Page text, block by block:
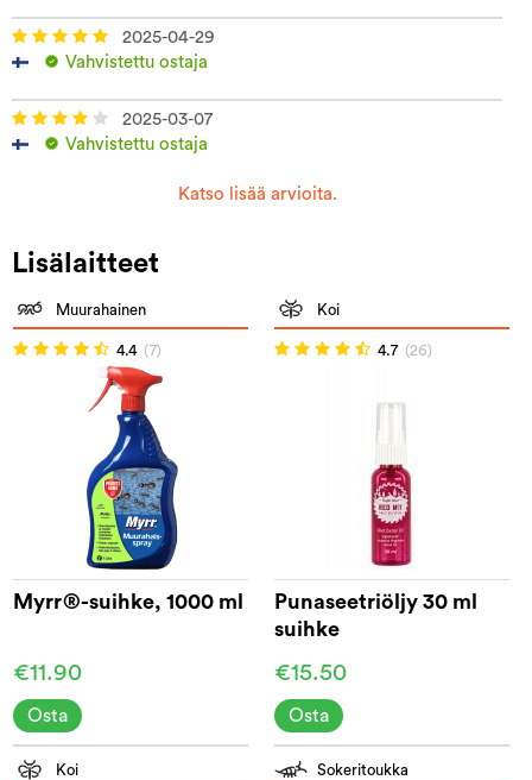
2025-04-29
Vahvistettu ostaja
2025-03-07
Vahvistettu ostaja
Katso lisää arvioita.
Lisälaitteet
Muurahainen
4.4 (7)
Myrr®-suihke, 1000 ml
€11.90
Osta
Koi
4.7 (26)
Punaseetriöljy 30 ml
suihke
€15.50
Osta
Koi Sokeritoukka